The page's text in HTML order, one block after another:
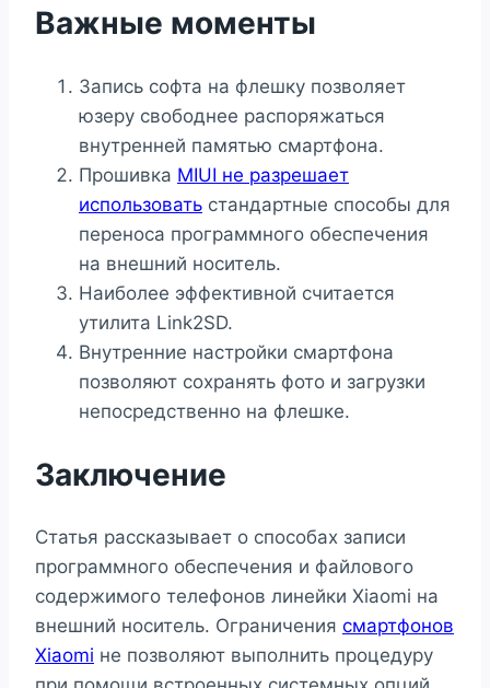
Важные моменты
Запись софта на флешку позволяет
юзеру свободнее распоряжаться
внутренней памятью смартфона.
Прошивка MIUI не разрешает
использовать стандартные способы для
переноса программного обеспечения
на внешний носитель.
Наиболее эффективной считается
утилита Link2SD.
Внутренние настройки смартфона
позволяют сохранять фото и загрузки
непосредственно на флешке.
Заключение
Статья рассказывает о способах записи
программного обеспечения и файлового
содержимого телефонов линейки Xiaomi на
внешний носитель. Ограничения смартфонов
Xiaomi не позволяют выполнить процедуру